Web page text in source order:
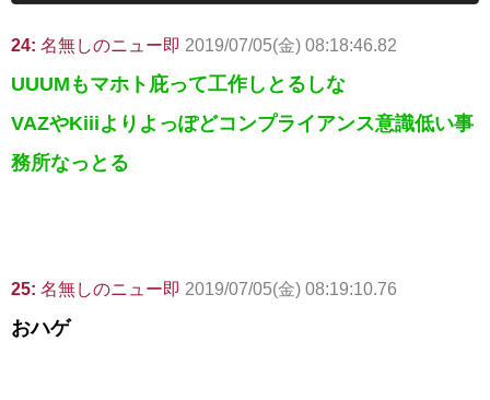
24: 名無しのニュー即 2019/07/05(金) 08:18:46.82
UUUMもマホト庇って工作しとるしな
VAZやKiiiよりよっぽどコンプライアンス意識低い事
務所なっとる
25: 名無しのニュー即 2019/07/05(金) 08:19:10.76
おハゲ